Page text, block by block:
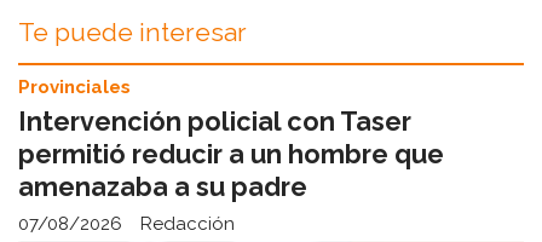
Te puede interesar
Intervención policial con Taser
permitió reducir a un hombre que
amenazaba a su padre
Redacción
Provinciales
07/08/2026